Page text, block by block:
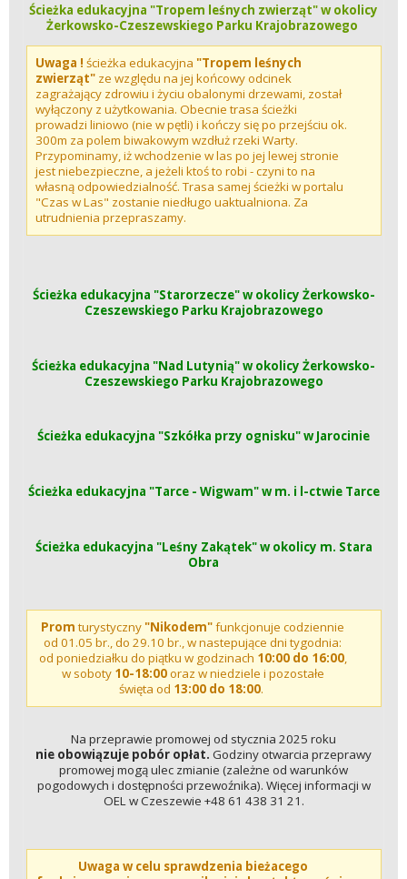
Ścieżka edukacyjna "Tropem leśnych zwierząt" w okolicy
Żerkowsko-Czeszewskiego Parku Krajobrazowego
Uwaga ! ścieżka edukacyjna "Tropem leśnych
zwierząt" ze względu na jej końcowy odcinek
zagrażający zdrowiu i życiu obalonymi drzewami, został
wyłączony z użytkowania. Obecnie trasa ścieżki
prowadzi liniowo (nie w pętli) i kończy się po przejściu ok.
300m za polem biwakowym wzdłuż rzeki Warty.
Przypominamy, iż wchodzenie w las po jej lewej stronie
jest niebezpieczne, a jeżeli ktoś to robi - czyni to na
własną odpowiedzialność. Trasa samej ścieżki w portalu
"Czas w Las" zostanie niedługo uaktualniona. Za
utrudnienia przepraszamy.
Ścieżka edukacyjna "Starorzecze" w okolicy Żerkowsko-
Czeszewskiego Parku Krajobrazowego
Ścieżka edukacyjna "Nad Lutynią" w okolicy Żerkowsko-
Czeszewskiego Parku Krajobrazowego
Ścieżka edukacyjna "Szkółka przy ognisku" w Jarocinie
Ścieżka edukacyjna "Tarce - Wigwam" w m. i l-ctwie Tarce
Ścieżka edukacyjna "Leśny Zakątek" w okolicy m. Stara
Obra
Promturystyczny "Nikodem"funkcjonuje codziennie
od 01.05 br., do 29.10 br., w nastepujące dni tygodnia:
od poniedziałku do piątku w godzinach 10:00 do 16:00,
w soboty 10-18:00oraz w niedziele i pozostałe
święta od 13:00 do 18:00.
Na przeprawie promowej od stycznia 2025 roku
nie obowiązuje pobór opłat. Godziny otwarcia przeprawy
promowej mogą ulec zmianie (zależne od warunków
pogodowych i dostępności przewoźnika). Więcej informacji w
OEL w Czeszewie +48 61 438 31 21.
Uwaga w celu sprawdzenia bieżacego